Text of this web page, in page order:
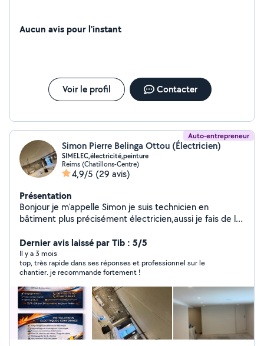
Aucun avis pour l'instant
Voir le profil Contacter
Auto-entrepreneur
Simon Pierre Belinga Ottou (Électricien)
SIMELEC,électricité,peinture
Reims (Chatillons-Centre)
4,9/5 (29 avis)
Présentation
Bonjour je m'appelle Simon je suis technicien en
bâtiment plus précisément électricien,aussi je fais de la
à votre disposition pour satisfaire vos attentes et
éclairé vos idées
Dernier avis laissé par Tib : 5/5
Il y a 3 mois
top, très rapide dans ses réponses et professionnel sur le
chantier. je recommande fortement !